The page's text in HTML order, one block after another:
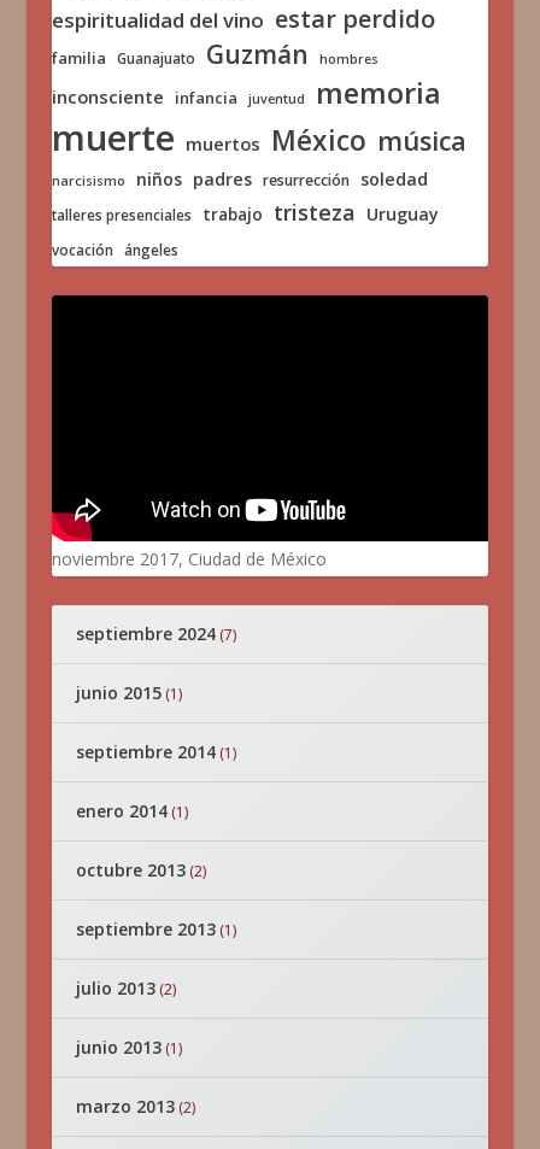
espiritualidad del vino estar perdido
familia Guanajuato Guzmán hombres
inconsciente infancia juventud memoria
muerte muertos México música
narcisismo niños padres resurrección soledad
talleres presenciales trabajo tristeza Uruguay
vocación ángeles
noviembre 2017, Ciudad de México
septiembre 2024(7)
junio 2015(1)
septiembre 2014(1)
enero 2014(1)
octubre 2013(2)
septiembre 2013(1)
julio 2013(2)
junio 2013(1)
marzo 2013(2)